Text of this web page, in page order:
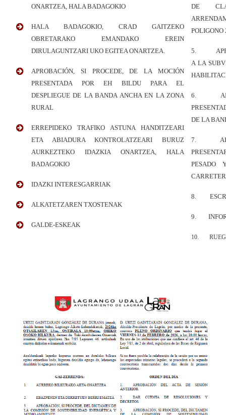
ONARTZEA, HALA BADAGOKIO
HALA BADAGOKIO, CRAD GAITZEKO
OBRETARAKO EMANDAKO EREIN
DIRULAGUNTZARI UKO EGITEA ONARTZEA.
APROBACIÓN, SI PROCEDE, DE LA MOCIÓN
PRESENTADA POR EH BILDU PARA EL
DESPLIEGUE DE LA BANDA ANCHA EN LA ZONA
RURAL
ERREPIDEKO TRAFIKO ASTUNA HANDITZEARI
ETA ABIADURA KONTROLATZEARI BURUZ
AURKEZTEKO IDAZKIA ONARTZEA, HALA
BADAGOKIO
IDAZKI INTERESGARRIAK
ALKATETZAREN TXOSTENAK
GALDE-ESKEAK
DE
5.
A LA
6.
DE LA
7.
PESADO
8.
9.
10.